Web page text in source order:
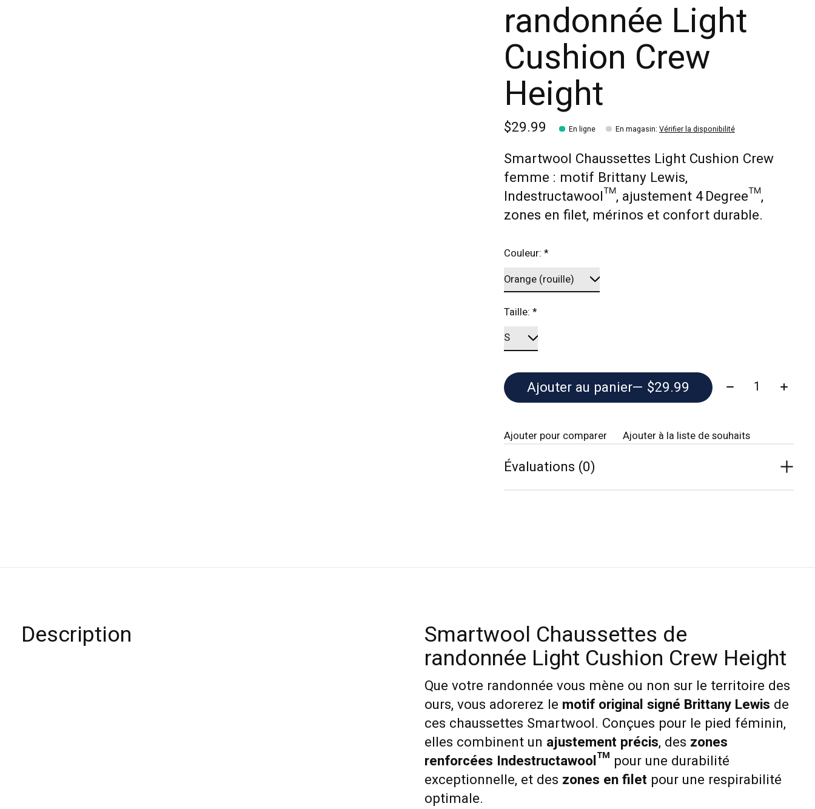
randonnée Light
Cushion Crew
Height
$29.99 En ligne En magasin: Vérifier la disponibilité
Smartwool Chaussettes Light Cushion Crew
femme : motif Brittany Lewis,
Indestructawool™, ajustement 4 Degree™,
zones en filet, mérinos et confort durable.
Couleur:*
Taille:*
Ajouter au panier — $29.99 Quantité:
Ajouter pour comparer Ajouter à la liste de souhaits
Évaluations (0)
Description Smartwool Chaussettes de
randonnée Light Cushion Crew Height
Que votre randonnée vous mène ou non sur le territoire des
ours, vous adorerez le motif original signé Brittany Lewis de
ces chaussettes Smartwool. Conçues pour le pied féminin,
elles combinent un ajustement précis, des zones
renforcées Indestructawool™ pour une durabilité
exceptionnelle, et des zones en filet pour une respirabilité
optimale.